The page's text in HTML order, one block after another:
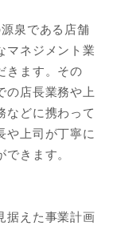
泉である店舗
マネジメント業
きます。その
の店長業務や上
などに携わって
や上司が丁寧に
きます。
据えた事業計画